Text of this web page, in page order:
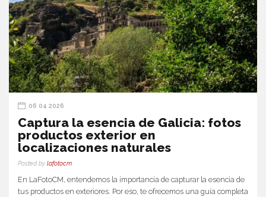
06 04 2026
Captura la esencia de Galicia: fotos
productos exterior en
localizaciones naturales
Posted by lafotocm
En LaFotoCM, entendemos la importancia de capturar la esencia de
tus productos en exteriores. Por eso, te ofrecemos una guía completa